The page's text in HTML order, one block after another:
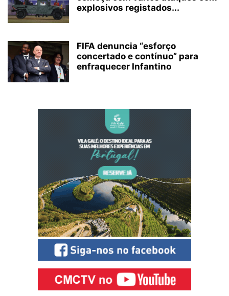
explosivos registados...
FIFA denuncia “esforço
concertado e contínuo” para
enfraquecer Infantino